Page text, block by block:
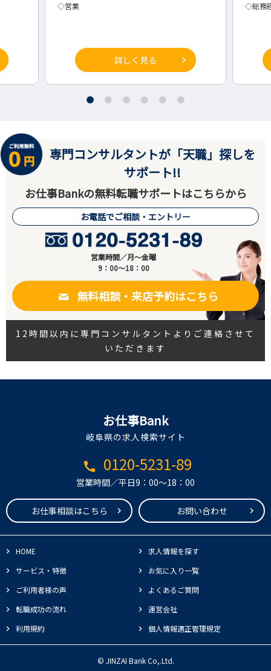
◇営業
詳しく見る
◇総務
専門コンサルタントが「天職」探しを
サポート!!
お仕事Bankの無料転職サポートはこちらから
お電話でご相談・エントリー
営業時間／月～金曜
9：00～18：00
無料相談・来店予約はこちら
12時間以内に専門コンサルタントよりご連絡させて
いただきます
お仕事Bank
岐阜県の求人検索サイト
call 0120-5231-89
営業時間／平日9：00～18：00
お仕事相談はこちら お問い合わせ
HOME
求人情報を探す
サービス・特徴
お気に入り一覧
ご利用者様の声
よくあるご質問
転職成功の流れ
運営会社
利用規約
個人情報適正管理規定
© JINZAI Bank Co,.Ltd.